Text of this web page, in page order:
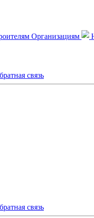
Организациям
связь
связь